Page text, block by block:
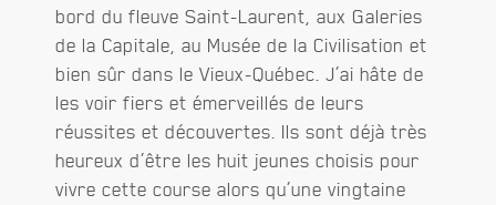
bord du fleuve Saint-Laurent, aux Galeries
de la Capitale, au Musée de la Civilisation et
bien sûr dans le Vieux-Québec. J’ai hâte de
les voir fiers et émerveillés de leurs
réussites et découvertes. Ils sont déjà très
heureux d’être les huit jeunes choisis pour
vivre cette course alors qu’une vingtaine